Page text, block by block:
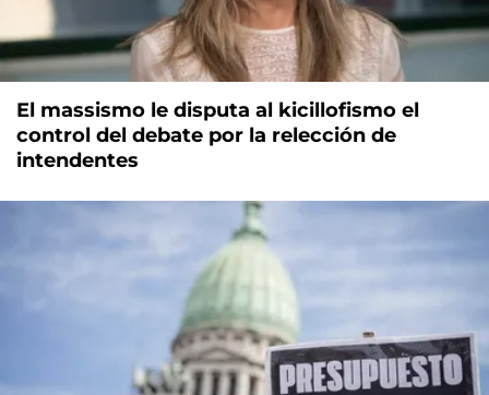
El massismo le disputa al kicillofismo el
control del debate por la relección de
intendentes